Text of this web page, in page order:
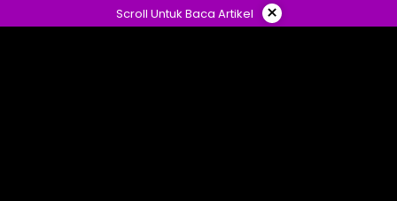
ke
Scroll Untuk Baca Artikel ×